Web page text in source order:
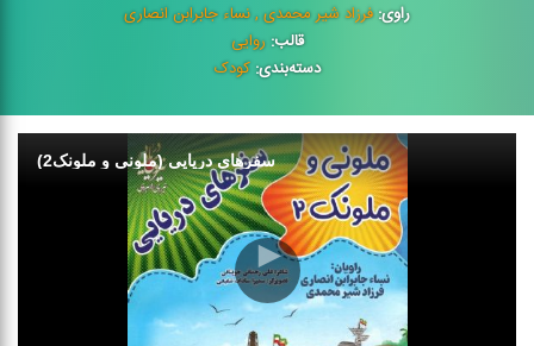
راوی: فرزاد شیر محمدی , نساء جابرابن انصاری
قالب: روایی
دسته‌بندی: کودک
سفرهای دریایی (ملونی و ملونک2)